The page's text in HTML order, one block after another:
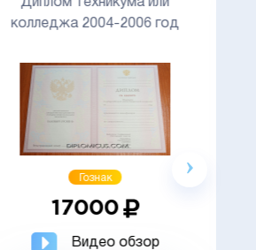
колледжа 2004-2006 год
Гознак
17000
Видео обзор